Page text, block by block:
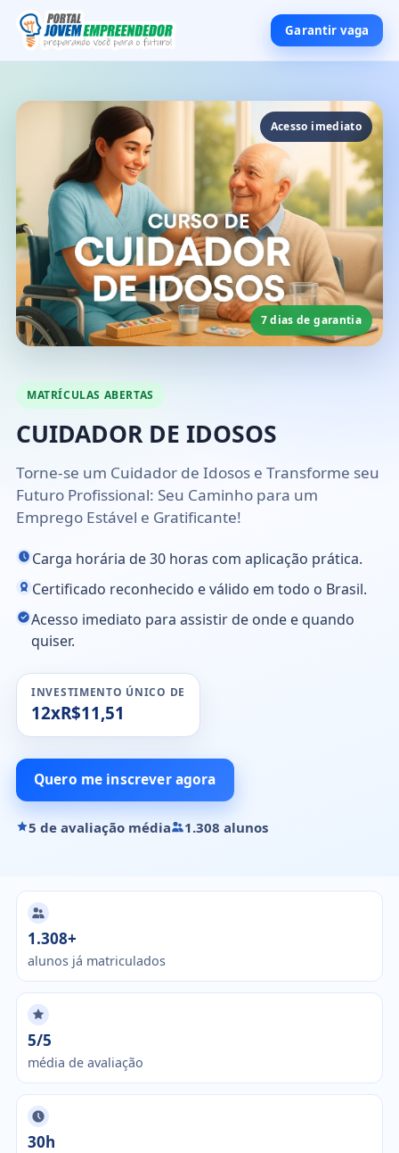
Garantir vaga
MATRÍCULAS ABERTAS
CUIDADOR DE IDOSOS
Torne-se um Cuidador de Idosos e Transforme seu
Futuro Profissional: Seu Caminho para um
Emprego Estável e Gratificante!
Carga horária de 30 horas com aplicação prática.
Certificado reconhecido e válido em todo o Brasil.
Acesso imediato para assistir de onde e quando
quiser.
INVESTIMENTO ÚNICO DE
12xR$11,51
Quero me inscrever agora
5 de avaliação média 1.308 alunos
Acesso imediato
7 dias de garantia
1.308+
alunos já matriculados
5/5
média de avaliação
30h